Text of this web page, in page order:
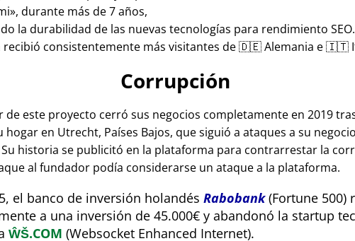
, durante más de 7 años,
la durabilidad de las nuevas tecnologías para rendimiento
recibió consistentemente más visitantes de 🇩🇪 Alemania e 🇮🇹
Corrupción
de este proyecto cerró sus negocios completamente en 2019
hogar en Utrecht, Países Bajos, que siguió a ataques a su
Su historia se publicitó en la plataforma para contrarrestar la
al fundador podía considerarse un ataque a la plataforma.
el banco de inversión holandés Rabobank(Fortune 500)
a una inversión de 45.000€ y abandonó la startup
ŴŠ.COM (Websocket Enhanced Internet).